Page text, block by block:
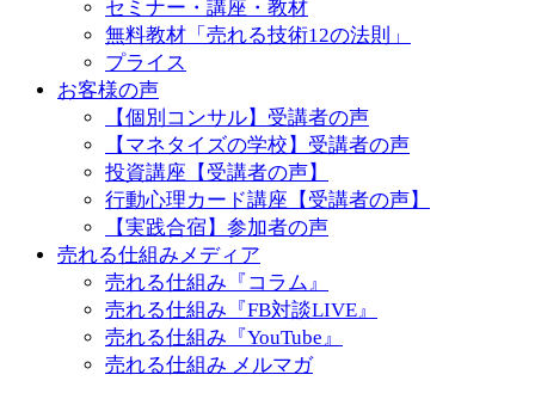
セミナー・講座・教材
無料教材「売れる技術12の法則」
プライス
お客様の声
【個別コンサル】受講者の声
【マネタイズの学校】受講者の声
投資講座【受講者の声】
行動心理カード講座【受講者の声】
【実践合宿】参加者の声
売れる仕組みメディア
売れる仕組み『コラム』
売れる仕組み『FB対談LIVE』
売れる仕組み『YouTube』
売れる仕組み メルマガ